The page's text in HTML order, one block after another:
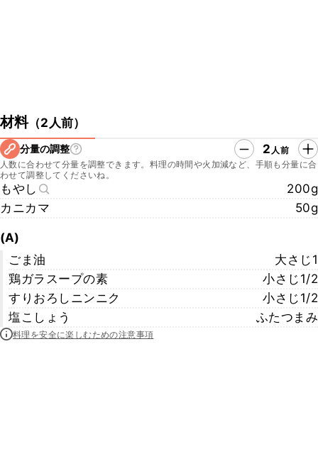
材料（2人前）
分量の調整 2 人前
人数に合わせて分量を調整できます。料理の時間や火加減など、手順も分量に合
わせて調整してくださいね。
もやし
200g
カニカマ
50g
(A)
ごま油
大さじ1
鶏ガラスープの素
小さじ1/2
すりおろしニンニク
小さじ1/2
塩こしょう
ふたつまみ
料理を安全に楽しむための注意事項